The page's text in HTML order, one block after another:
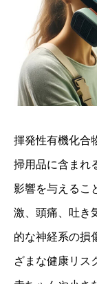
揮発性有機化合
掃用品に含まれ
影響を与えるこ
激、頭痛、吐き
的な神経系の損
ざまな健康リス